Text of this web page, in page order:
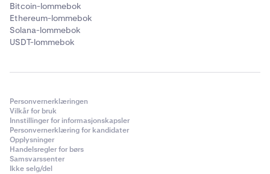
Bitcoin-lommebok
Ethereum-lommebok
Solana-lommebok
USDT-lommebok
Personvernerklæringen
Vilkår for bruk
Innstillinger for informasjonskapsler
Personvernerklæring for kandidater
Opplysninger
Handelsregler for børs
Samsvarssenter
Ikke selg/del